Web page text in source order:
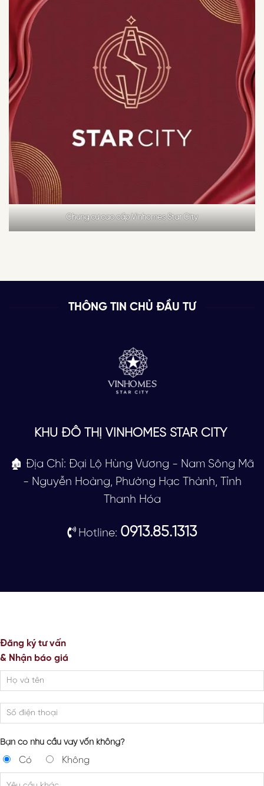
Chung cư cao cấp Vinhomes Star City
THÔNG TIN CHỦ ĐẦU TƯ
KHU ĐÔ THỊ VINHOMES STAR CITY
🏚 Địa Chỉ: Đại Lộ Hùng Vương - Nam Sông Mã
- Nguyễn Hoàng, Phường Hạc Thành, Tỉnh
Thanh Hóa
Hotline: 0913.85.1313
Đăng ký tư vấn
& Nhận báo giá
Bạn có nhu cầu vay vốn không?
Có Không